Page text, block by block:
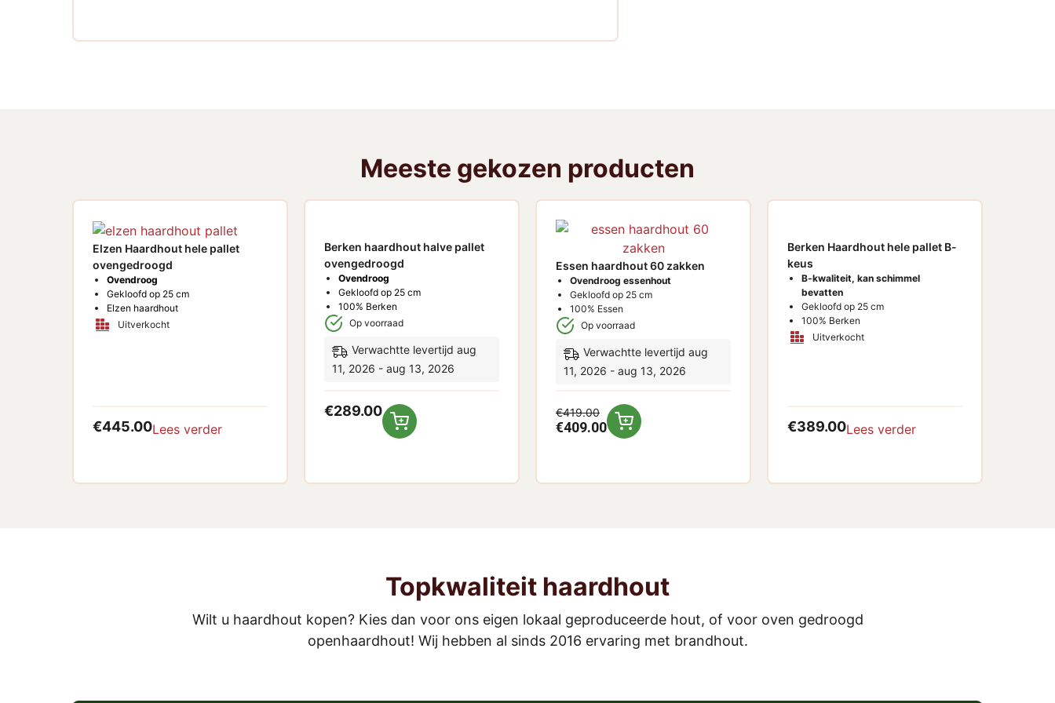
Meeste gekozen producten
Elzen Haardhout hele pallet
ovengedroogd
Ovendroog
Gekloofd op 25 cm
Elzen haardhout
Uitverkocht
€445.00Lees verder
Berken haardhout halve pallet
ovengedroogd
Ovendroog
Gekloofd op 25 cm
100% Berken
Op voorraad
Verwachtte levertijd aug
11, 2026 - aug 13, 2026
€289.00
Essen haardhout 60 zakken
Ovendroog essenhout
Gekloofd op 25 cm
100% Essen
Op voorraad
Verwachtte levertijd aug
11, 2026 - aug 13, 2026
€419.00
€409.00
Berken Haardhout hele pallet B-
keus
B-kwaliteit, kan schimmel
bevatten
Gekloofd op 25 cm
100% Berken
Uitverkocht
€389.00Lees verder
Topkwaliteit haardhout
Wilt u haardhout kopen? Kies dan voor ons eigen lokaal geproduceerde hout, of voor oven gedroogd
openhaardhout! Wij hebben al sinds 2016 ervaring met brandhout.